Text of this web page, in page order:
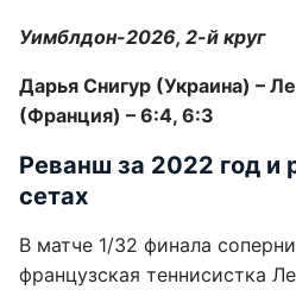
Уимблдон-2026, 2-й круг
Дарья Снигур (Украина) –
(Франция) – 6:4, 6:3
Реванш за 2022 год и
сетах
В матче 1/32 финала
французская теннисистка